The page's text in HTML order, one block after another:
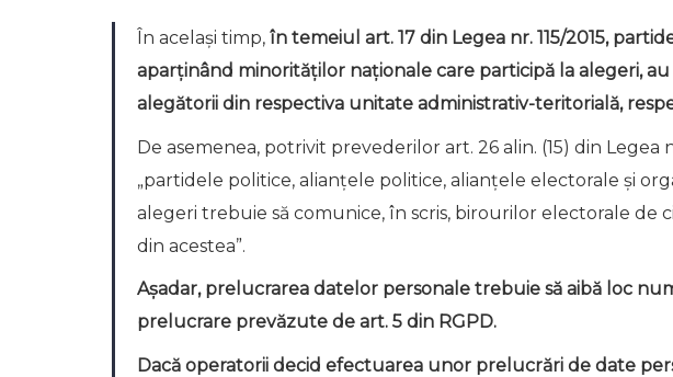
În același timp, în temeiul art. 17 din Legea nr. 115/2015,
aparținând minorităților naționale care participă la alegeri,
alegătorii din respectiva unitate administrativ-teritorială,
De asemenea, potrivit prevederilor art. 26 alin. (15) din
„partidele politice, alianțele politice, alianțele electorale și
alegeri trebuie să comunice, în scris, birourilor electorale
din acestea”.
Așadar, prelucrarea datelor personale trebuie să aibă loc
prelucrare prevăzute de art. 5 din RGPD.
Dacă operatorii decid efectuarea unor prelucrări de date